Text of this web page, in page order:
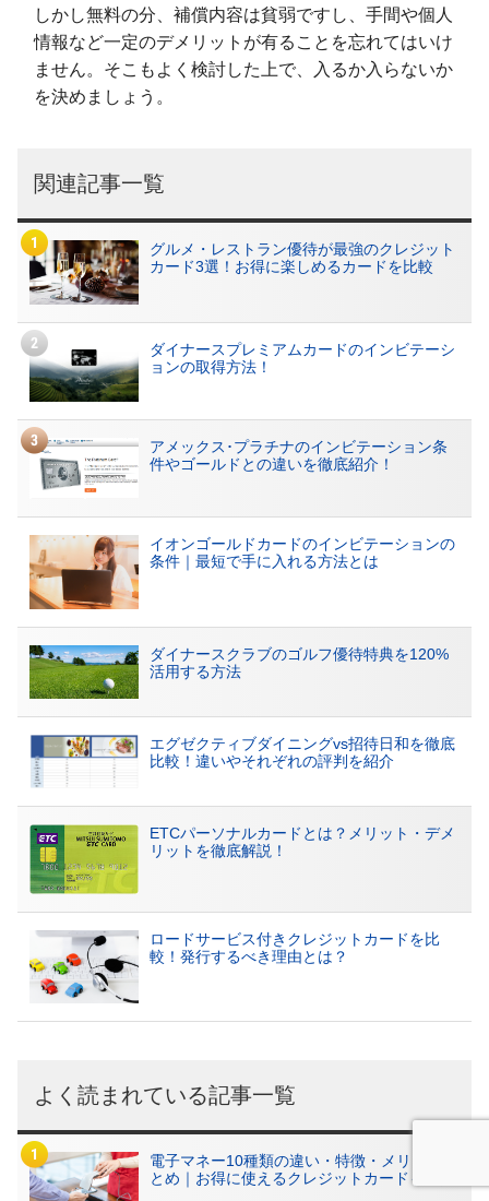
しかし無料の分、補償内容は貧弱ですし、手間や個人
情報など一定のデメリットが有ることを忘れてはいけ
ません。そこもよく検討した上で、入るか入らないか
を決めましょう。
関連記事一覧
グルメ・レストラン優待が最強のクレジット
カード3選！お得に楽しめるカードを比較
ダイナースプレミアムカードのインビテーシ
ョンの取得方法！
アメックス･プラチナのインビテーション条
件やゴールドとの違いを徹底紹介！
イオンゴールドカードのインビテーションの
条件｜最短で手に入れる方法とは
ダイナースクラブのゴルフ優待特典を120%
活用する方法
エグゼクティブダイニングvs招待日和を徹底
比較！違いやそれぞれの評判を紹介
ETCパーソナルカードとは？メリット・デメ
リットを徹底解説！
ロードサービス付きクレジットカードを比
較！発行するべき理由とは？
よく読まれている記事一覧
電子マネー10種類の違い・特徴・メリットま
とめ｜お得に使えるクレジットカードも紹介